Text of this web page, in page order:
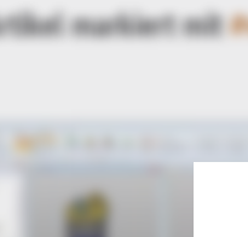
markiert mit